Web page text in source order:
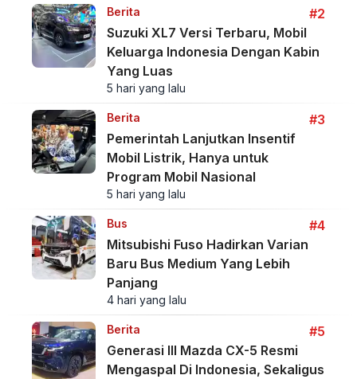
Berita
#2
Suzuki XL7 Versi Terbaru, Mobil
Keluarga Indonesia Dengan Kabin
Yang Luas
5 hari yang lalu
Berita
#3
Pemerintah Lanjutkan Insentif
Mobil Listrik, Hanya untuk
Program Mobil Nasional
5 hari yang lalu
Bus
#4
Mitsubishi Fuso Hadirkan Varian
Baru Bus Medium Yang Lebih
Panjang
4 hari yang lalu
Berita
#5
Generasi III Mazda CX-5 Resmi
Mengaspal Di Indonesia, Sekaligus